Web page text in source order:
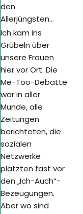
den
Allerjüngsten…
Ich kam ins
Grübeln über
unsere Frauen
hier vor Ort. Die
Me-Too-Debatte
war in aller
Munde, alle
Zeitungen
berichteten, die
sozialen
Netzwerke
platzten fast vor
den „Ich-Auch“-
Bezeugungen.
Aber wo sind